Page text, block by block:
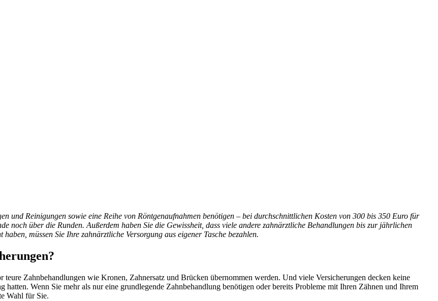
und Reinigungen sowie eine Reihe von Röntgenaufnahmen benötigen – bei durchschnittlichen Kosten von 300 bis 350 Euro für
noch über die Runden. Außerdem haben Sie die Gewissheit, dass viele andere zahnärztliche Behandlungen bis zur jährlichen
müssen Sie Ihre zahnärztliche Versorgung aus eigener Tasche bezahlen.
Zahnbehandlungen wie Kronen, Zahnersatz und Brücken übernommen werden. Und viele Versicherungen decken keine
Wenn Sie mehr als nur eine grundlegende Zahnbehandlung benötigen oder bereits Probleme mit Ihren Zähnen und Ihrem
Wahl für Sie.